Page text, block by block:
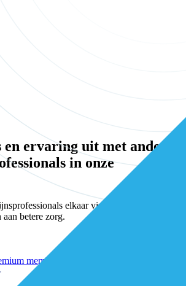
ervaring uit met andere
in onze
elkaar vinden, versterken en
betere zorg.
member